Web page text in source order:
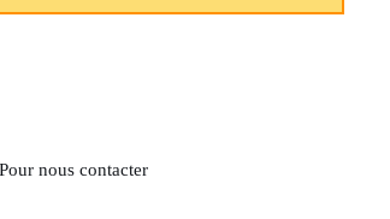
Pour nous contacter